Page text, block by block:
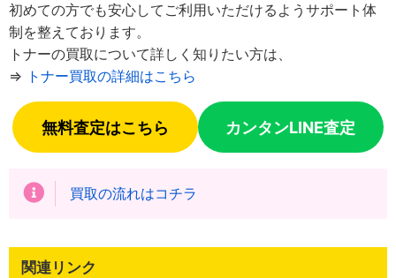
初めての方でも安心してご利用いただけるようサポート体
制を整えております。
トナーの買取について詳しく知りたい方は、
⇒ トナー買取の詳細はこちら
無料査定はこちら カンタンLINE査定
買取の流れはコチラ
関連リンク